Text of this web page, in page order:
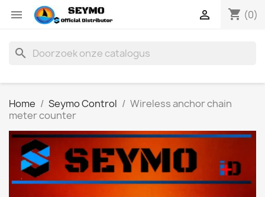
 shopping_cart (0)

search
Home Seymo Control
Wireless anchor chain
meter counter